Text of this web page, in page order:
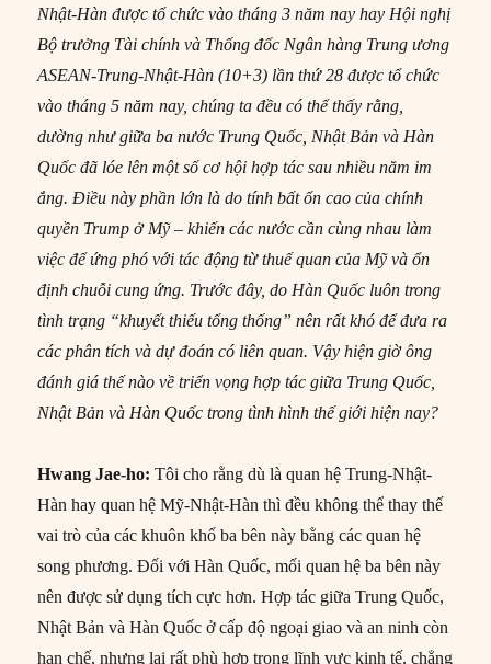
Nhật-Hàn được tổ chức vào tháng 3 năm nay hay Hội nghị
Bộ trưởng Tài chính và Thống đốc Ngân hàng Trung ương
ASEAN-Trung-Nhật-Hàn (10+3) lần thứ 28 được tổ chức
vào tháng 5 năm nay, chúng ta đều có thể thấy rằng,
dường như giữa ba nước Trung Quốc, Nhật Bản và Hàn
Quốc đã lóe lên một số cơ hội hợp tác sau nhiều năm im
ắng. Điều này phần lớn là do tính bất ổn cao của chính
quyền Trump ở Mỹ – khiến các nước cần cùng nhau làm
việc để ứng phó với tác động từ thuế quan của Mỹ và ổn
định chuỗi cung ứng. Trước đây, do Hàn Quốc luôn trong
tình trạng “khuyết thiếu tổng thống” nên rất khó để đưa ra
các phân tích và dự đoán có liên quan. Vậy hiện giờ ông
đánh giá thế nào về triển vọng hợp tác giữa Trung Quốc,
Nhật Bản và Hàn Quốc trong tình hình thế giới hiện nay?
Hwang Jae-ho: Tôi cho rằng dù là quan hệ Trung-Nhật-
Hàn hay quan hệ Mỹ-Nhật-Hàn thì đều không thể thay thế
vai trò của các khuôn khổ ba bên này bằng các quan hệ
song phương. Đối với Hàn Quốc, mối quan hệ ba bên này
nên được sử dụng tích cực hơn. Hợp tác giữa Trung Quốc,
Nhật Bản và Hàn Quốc ở cấp độ ngoại giao và an ninh còn
hạn chế, nhưng lại rất phù hợp trong lĩnh vực kinh tế, chẳng